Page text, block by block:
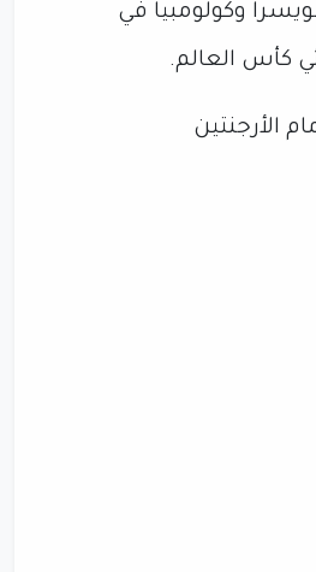
وكولومبيا في
كأس العالم.
الأرجنتين